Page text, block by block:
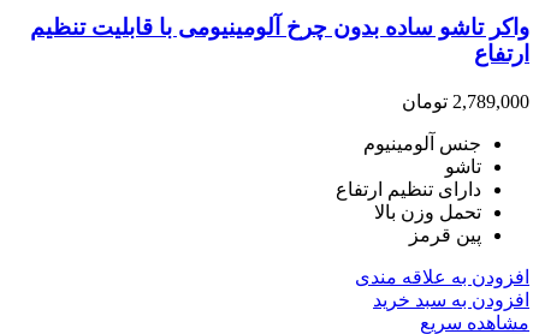
واکر تاشو ساده بدون چرخ آلومینیومی با قابلیت تنظیم
ارتفاع
2,789,000 تومان
جنس آلومینیوم
تاشو
دارای تنظیم ارتفاع
تحمل وزن بالا
پین قرمز
افزودن به علاقه مندی
افزودن به سبد خرید
مشاهده سریع